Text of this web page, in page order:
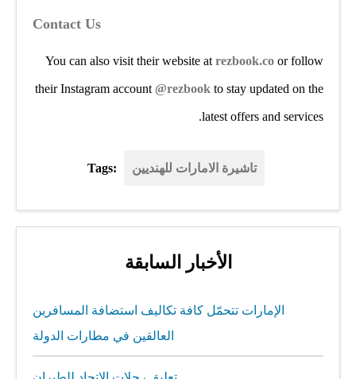
Contact Us
You can also visit their website at rezbook.co or follow
their Instagram account @rezbook to stay updated on the
latest offers and services.
Tags: تاشيرة الامارات للهنديين
الأخبار السابقة
الإمارات تتحمّل كافة تكاليف استضافة المسافرين
العالقين في مطارات الدولة